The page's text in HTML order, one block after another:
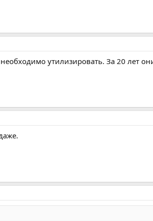
необходимо утилизировать. За 20